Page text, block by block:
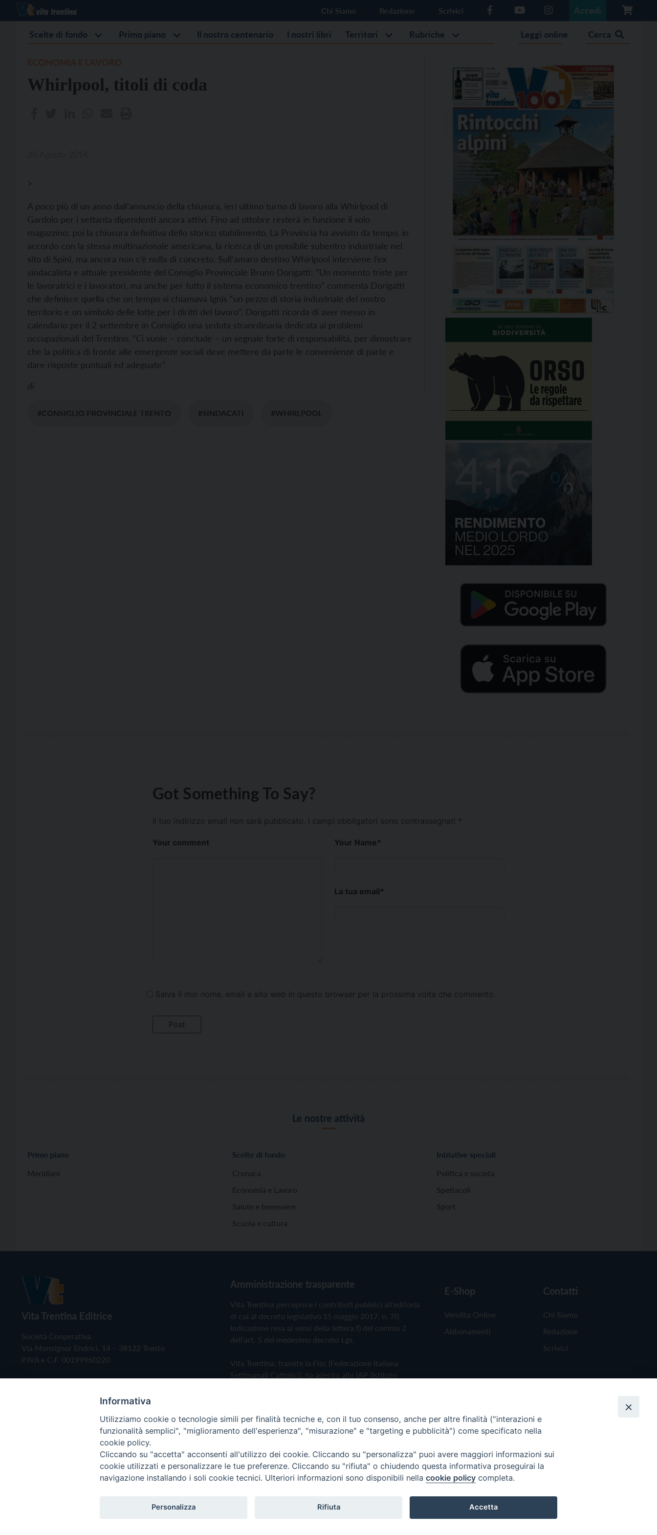
Chi Siamo Redazione Scrivici Accedi
Scelte di fondo Primo piano Il nostro centenario I nostri libri Territori Rubriche Leggi online Cerca
Whirlpool, titoli di coda
>
A poco più di un anno dall’annuncio della chiusura, ieri ultimo turno di lavoro alla Whirlpool di
Gardolo per i settanta dipendenti ancora attivi. Fino ad ottobre resterà in funzione il solo
magazzino; poi la chiusura definitiva dello storico stabilimento. La Provincia ha avviato da tempo, in
accordo con la stessa multinazionale americana, la ricerca di un possibile subentro industriale nel
sito di Spini, ma ancora non c’è nulla di concreto. Sull’amaro destino Whirlpool interviene l’ex
sindacalista e attuale presidente del Consiglio Provinciale Bruno Dorigatti: “Un momento triste per
le lavoratrici e i lavoratori, ma anche per tutto il sistema economico trentino” commenta Dorigatti
che definisce quella che un tempo si chiamava Ignis “un pezzo di storia industriale del nostro
territorio e un simbolo delle lotte per i diritti del lavoro”. Dorigatti ricorda di aver messo in
calendario per il 2 settembre in Consiglio una seduta straordinaria dedicata ai problemi
occupazionali del Trentino. “Ci vuole – conclude – un segnale forte di responsabilità, per dimostrare
che la politica di fronte alle emergenze sociali deve mettere da parte le convenienze di parte e
dare risposte puntuali ed adeguate”.
di
#CONSIGLIO PROVINCIALE TRENTO #SINDACATI #WHIRLPOOL
Got Something To Say?
Il tuo indirizzo email non sarà pubblicato. I campi obbligatori sono contrassegnati *
Your comment Your Name*
La tua email*
Salva il mio nome, email e sito web in questo browser per la prossima volta che commento.
Le nostre attività
Primo piano
Meridiani
Scelte di fondo
Cronaca
Economia e Lavoro
Salute e benessere
Scuola e cultura
Iniziative speciali
Politica e società
Spettacoli
Sport
Vita Trentina Editrice
Società Cooperativa
Via Monsignor Endrici, 14 – 38122 Trento
P.IVA e C.F. 00199960220
Amministrazione trasparente
Vita Trentina percepisce i contributi pubblici all'editoria
di cui al decreto legislativo 15 maggio 2017, n. 70.
Indicazione resa ai sensi della lettera f) del comma 2
dell'art. 5 del medesimo decreto Lgs.
Vita Trentina, tramite la Fisc (Federazione Italiana
Settimanali Cattolici), ha aderito allo IAP (Istituto
Privacy Policy Cookie Policy
E-Shop
Vendita Online
Abbonamenti
Contatti
Chi Siamo
Redazione
Scrivici
Copyright © 2019 - Tutti i diritti riservati - Vita Trentina Editrice
Informativa
Utilizziamo cookie o tecnologie simili per finalità tecniche e, con il tuo consenso, anche per altre finalità ("interazioni e
funzionalità semplici", "miglioramento dell'esperienza", "misurazione" e "targeting e pubblicità") come specificato nella
cookie policy.
Cliccando su "accetta" acconsenti all'utilizzo dei cookie. Cliccando su "personalizza" puoi avere maggiori informazioni sui
cookie utilizzati e personalizzare le tue preferenze. Cliccando su "rifiuta" o chiudendo questa informativa proseguirai la
navigazione installando i soli cookie tecnici. Ulteriori informazioni sono disponibili nella cookie policy completa.
Personalizza Rifiuta Accetta